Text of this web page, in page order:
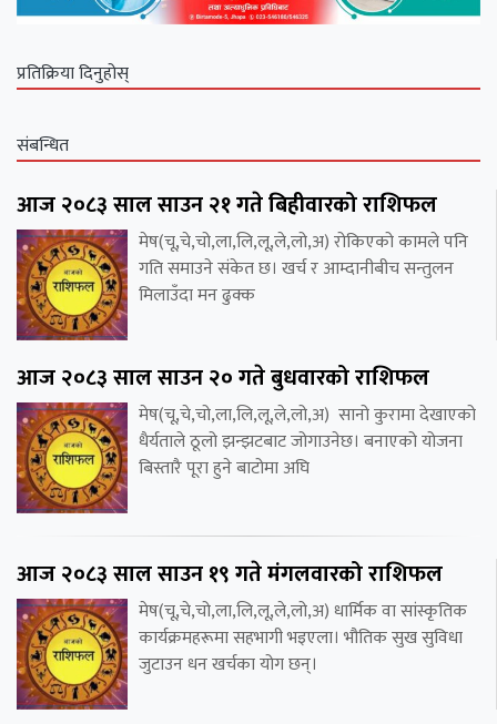
प्रतिक्रिया दिनुहोस्
संबन्धित
आज २०८३ साल साउन २१ गते बिहीवारको राशिफल
मेष(चू,चे,चो,ला,लि,लू,ले,लो,अ) रोकिएको कामले पनि
गति समाउने संकेत छ। खर्च र आम्दानीबीच सन्तुलन
मिलाउँदा मन ढुक्क
आज २०८३ साल साउन २० गते बुधवारको राशिफल
मेष(चू,चे,चो,ला,लि,लू,ले,लो,अ) सानो कुरामा देखाएको
धैर्यताले ठूलो झन्झटबाट जोगाउनेछ। बनाएको योजना
बिस्तारै पूरा हुने बाटोमा अघि
आज २०८३ साल साउन १९ गते मंगलवारको राशिफल
मेष(चू,चे,चो,ला,लि,लू,ले,लो,अ) धार्मिक वा सांस्कृतिक
कार्यक्रमहरूमा सहभागी भइएला। भौतिक सुख सुविधा
जुटाउन धन खर्चका योग छन्।